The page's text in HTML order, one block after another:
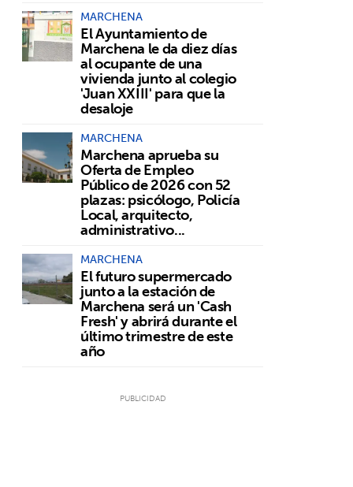
MARCHENA
El Ayuntamiento de
Marchena le da diez días
al ocupante de una
vivienda junto al colegio
'Juan XXIII' para que la
desaloje
MARCHENA
Marchena aprueba su
Oferta de Empleo
Público de 2026 con 52
plazas: psicólogo, Policía
Local, arquitecto,
administrativo...
MARCHENA
El futuro supermercado
junto a la estación de
Marchena será un 'Cash
Fresh' y abrirá durante el
último trimestre de este
año